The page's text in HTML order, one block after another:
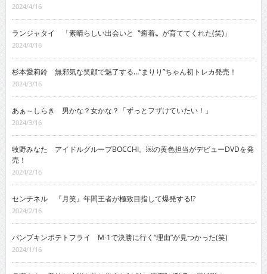
2024/4/16
ランジャタイ 「素晴らしい出会いと〝癒着〟が育ててくれた(笑)」
2024/4/16
杉本愛莉鈴 無邪気な笑顔で魅了する…“まりり”ちゃん初トレカ発売！
2024/3/16
あぁ～しらき 男かな？女かな？「ずっとフザけていたい！」
2024/3/16
牧野みなた アイドルグループBOCCHI。￼の黄色担当がデビューDVDを発
売！
2024/2/16
センチネル 『月笑』年間王者が極致目指して爆発する!?
2024/2/16
パンプキンポテトフライ M-1で決勝に行く“理由”が見つかった(笑)
2024/1/16